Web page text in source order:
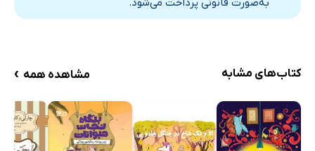
کتاب‌های مشابه مشاهده همه ›